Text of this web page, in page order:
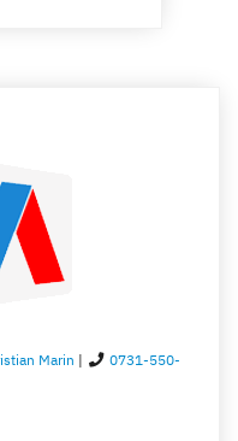
Marin |
0731-550-